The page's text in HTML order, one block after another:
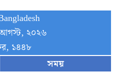
২০২৬
১৪৪৮
সময়